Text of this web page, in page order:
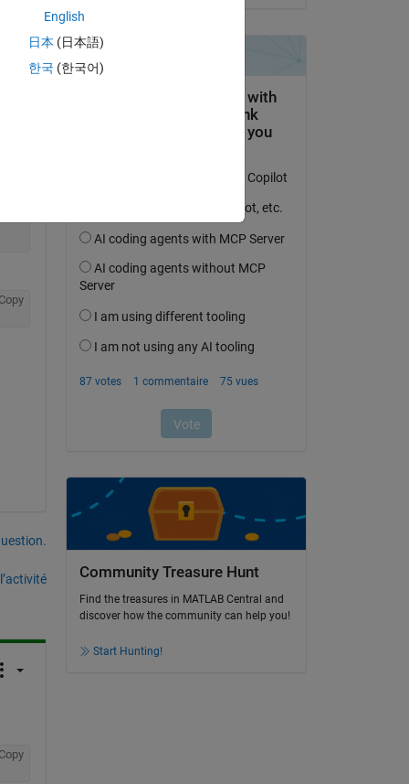
Copy
Copy
Community Treasure Hunt
Find the treasures in MATLAB Central and
discover how the community can help you!
Start Hunting!
English
日本 (日本語)
한국 (한국어)